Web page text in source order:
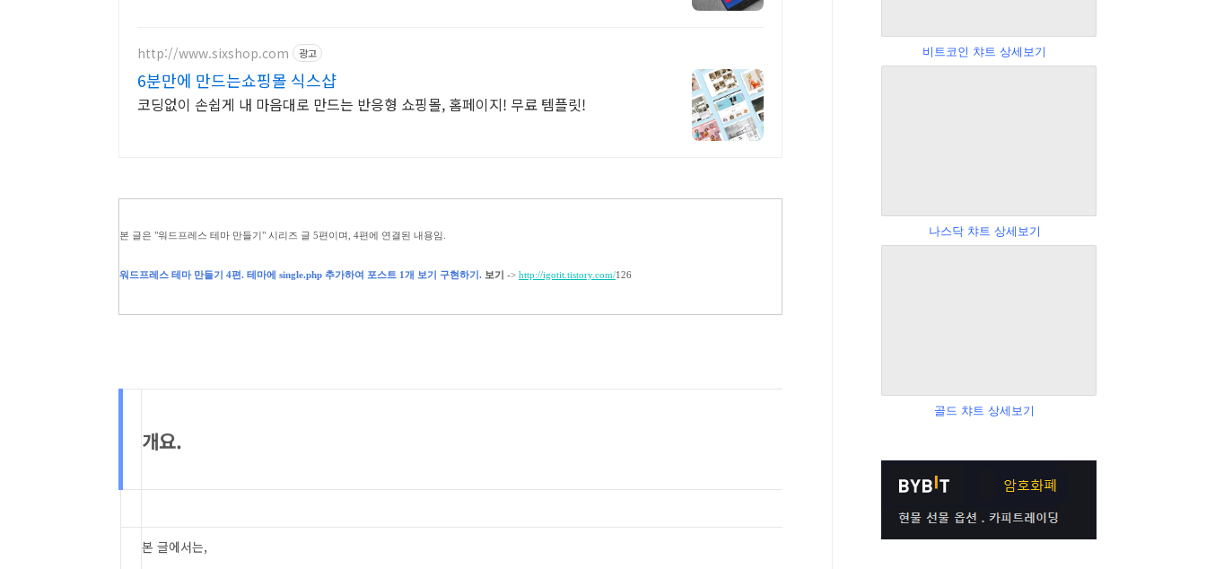
http://www.sixshop.com 광고
6분만에 만드는쇼핑몰 식스샵
코딩없이 손쉽게 내 마음대로 만드는 반응형 쇼핑몰, 홈페이지! 무료 템플릿!
본 글은 "워드프레스 테마 만들기" 시리즈 글 5편이며, 4편에 연결된 내용임.
워드프레스 테마 만들기 4편. 테마에 single.php 추가하여 포스트 1개 보기 구현하기. 보기 -> http://igotit.tistory.com/126
개요.
본 글에서는,
비트코인 챠트 상세보기
나스닥 챠트 상세보기
골드 챠트 상세보기